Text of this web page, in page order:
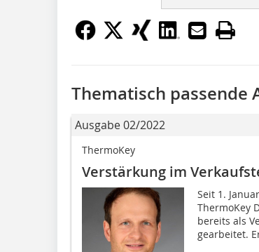
Thematisch passende
Ausgabe 02/2022
ThermoKey
Verstärkung im
Seit 1.
ThermoKey
bereits als
gearbeitet.